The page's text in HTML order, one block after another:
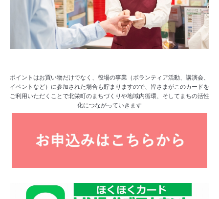
ポイントはお買い物だけでなく、役場の事業（ボランティア活動、講演会、
イベントなど）に参加された場合も貯まりますので、皆さまがこのカードを
ご利用いただくことで北栄町のまちづくりや地域内循環、そしてまちの活性
化につながっていきます